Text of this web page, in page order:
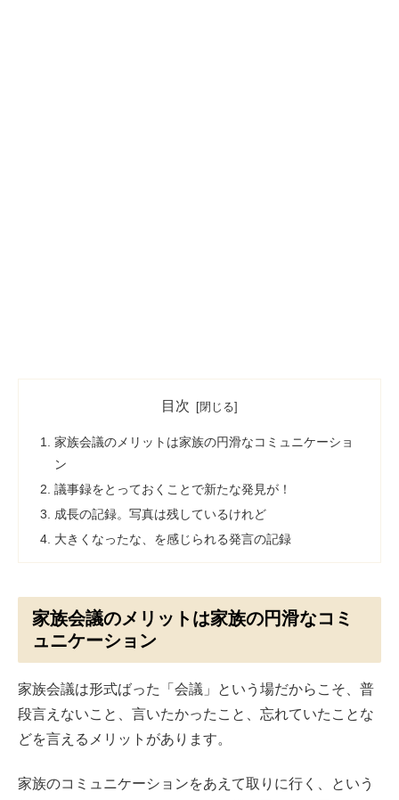
目次
家族会議のメリットは家族の円滑なコミュニケーショ
ン
議事録をとっておくことで新たな発見が！
成長の記録。写真は残しているけれど
大きくなったな、を感じられる発言の記録
家族会議のメリットは家族の円滑なコミ
ュニケーション
家族会議は形式ばった「会議」という場だからこそ、普
段言えないこと、言いたかったこと、忘れていたことな
どを言えるメリットがあります。
家族のコミュニケーションをあえて取りに行く、という